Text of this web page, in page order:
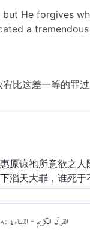
He forgives
a tremendous
比这差一等的罪
原谅祂所意欲之
天大罪，谁死于
القرآن الكريم - النساء٤ :